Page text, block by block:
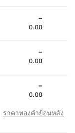
-
0.00
-
0.00
-
0.00
ราคาทองคำย้อนหลัง